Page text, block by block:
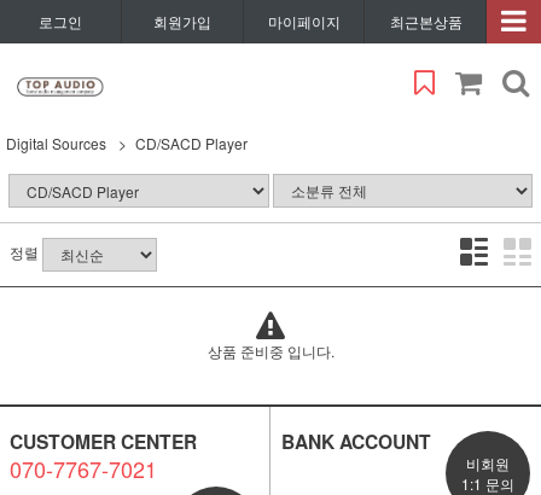
로그인 회원가입 마이페이지 최근본상품
Digital Sources CD/SACD Player
정렬
상품 준비중 입니다.
CUSTOMER CENTER
070-7767-7021
BANK ACCOUNT
비회원
1:1 문의